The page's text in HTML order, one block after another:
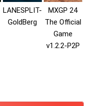
LANESPLIT-
GoldBerg
MXGP 24
The Official
Game
v1.2.2-P2P